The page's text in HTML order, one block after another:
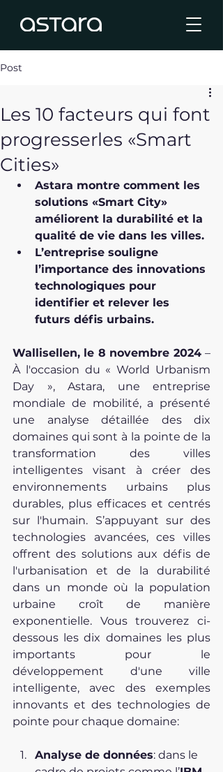
Post
Les 10 facteurs qui font
progresserles «Smart
Cities»
Astara montre comment les
solutions «Smart City»
améliorent la durabilité et la
qualité de vie dans les villes.
L’entreprise souligne
l’importance des innovations
technologiques pour
identifier et relever les
futurs défis urbains.
Wallisellen, le 8 novembre 2024 –
À l'occasion du « World Urbanism
Day », Astara, une entreprise
mondiale de mobilité, a présenté
une analyse détaillée des dix
domaines qui sont à la pointe de la
transformation des villes
intelligentes visant à créer des
environnements urbains plus
durables, plus efficaces et centrés
sur l'humain. S’appuyant sur des
technologies avancées, ces villes
offrent des solutions aux défis de
l'urbanisation et de la durabilité
dans un monde où la population
urbaine croît de manière
exponentielle. Vous trouverez ci-
dessous les dix domaines les plus
importants pour le
développement d'une ville
intelligente, avec des exemples
innovants et des technologies de
pointe pour chaque domaine:
Analyse de données: dans le